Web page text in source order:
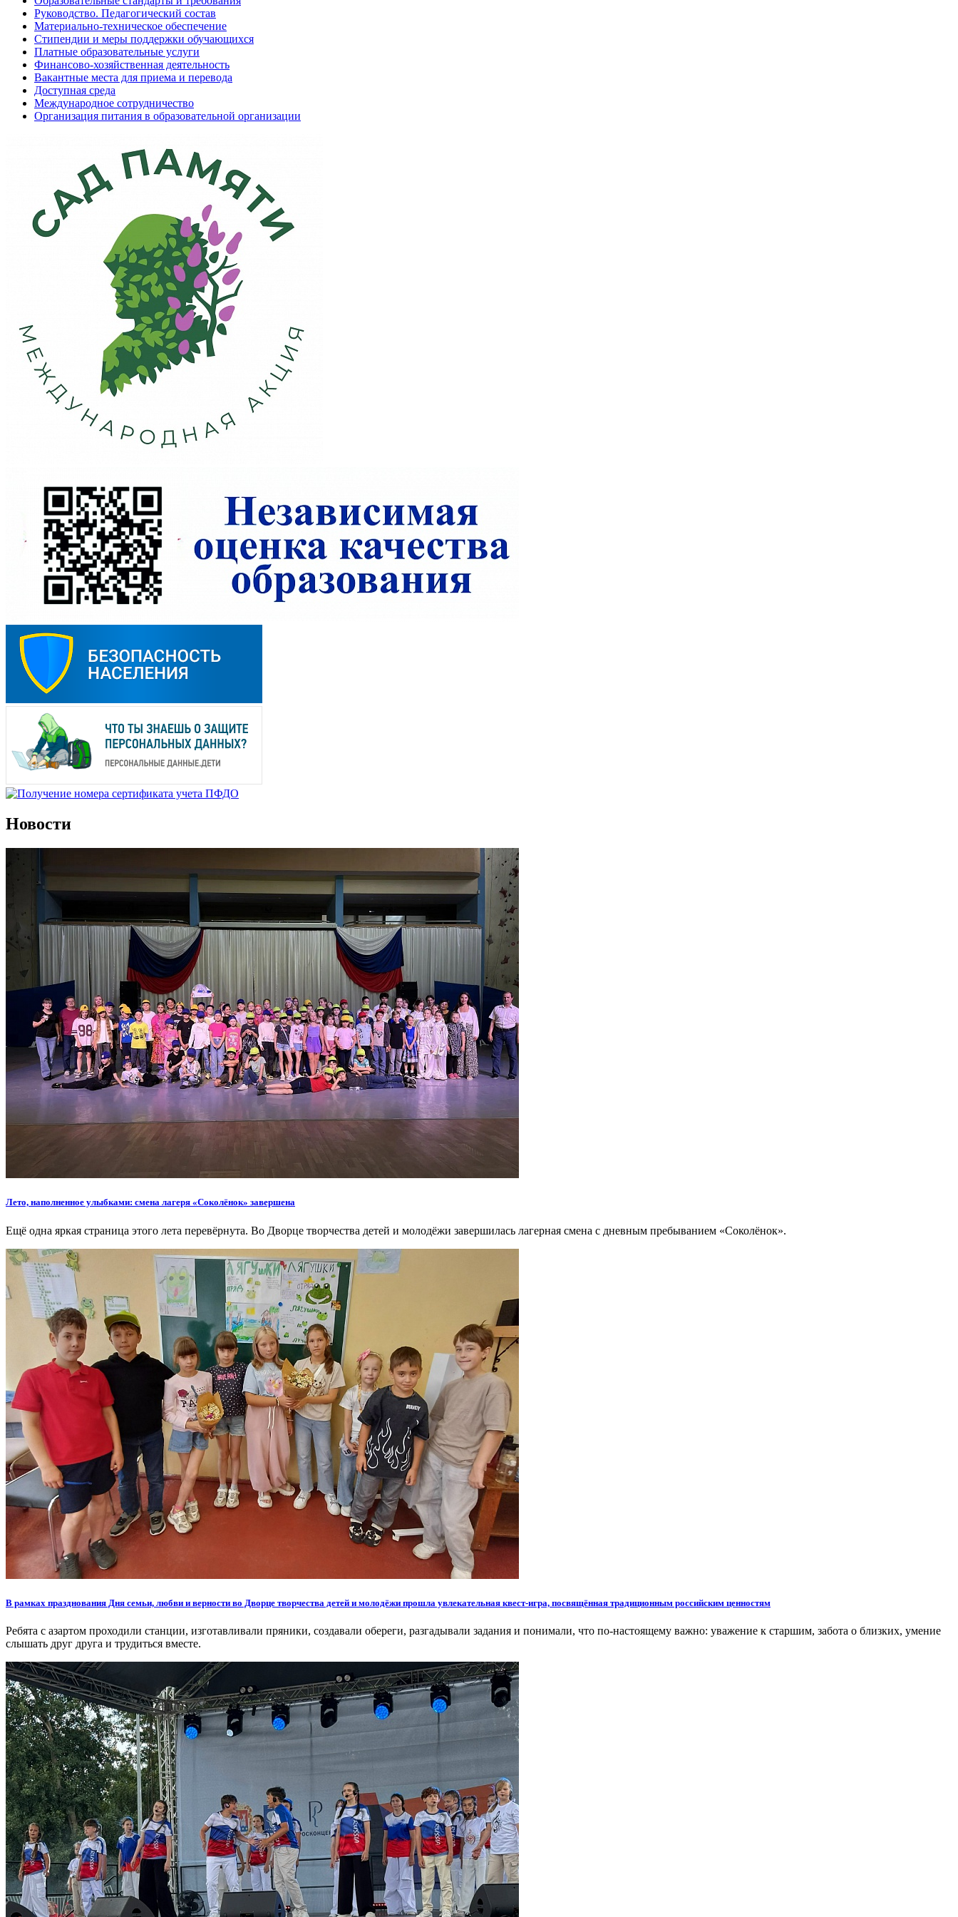
Руководство. Педагогический состав
Материально-техническое обеспечение
Стипендии и меры поддержки обучающихся
Платные образовательные услуги
Финансово-хозяйственная деятельность
Вакантные места для приема и перевода
Доступная среда
Международное сотрудничество
Организация питания в образовательной организации
Новости
Лето, наполненное улыбками: смена лагеря «Соколёнок» завершена
Ещё одна яркая страница этого лета перевёрнута. Во Дворце творчества детей и молодёжи завершилась лагерная смена с дневным пребыванием «Соколёнок».
В рамках празднования Дня семьи, любви и верности во Дворце творчества детей и молодёжи прошла увлекательная квест-игра, посвящённая традиционным российским ценностям
Ребята с азартом проходили станции, изготавливали пряники, создавали обереги, разгадывали задания и понимали, что по-настоящему важно: уважение к старшим, забота о близких, умение
слышать друг друга и трудиться вместе.